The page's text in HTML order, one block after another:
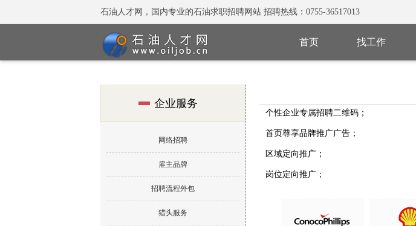
石油人才网，国内专业的石油求职招聘网站 招聘热线：0755-36517013
首页 找工作
企业服务
网络招聘
雇主品牌
招聘流程外包
猎头服务
个性企业专属招聘二维码；
首页尊享品牌推广广告；
区域定向推广；
岗位定向推广；